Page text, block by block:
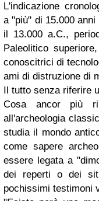
L'indicazione
a "più" di 15.000
il 13.000 a.C.,
Paleolitico
conoscitrici di
ami di distruzione di
Il tutto senza riferire
Cosa ancor più
all'archeologia
studia il mondo
come sapere
essere legata a
dei reperti o dei
pochissimi testimoni